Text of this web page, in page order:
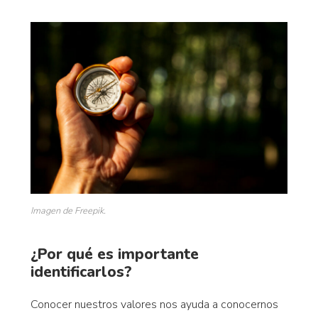
Imagen de Freepik.
¿Por qué es importante
identificarlos?
Conocer nuestros valores nos ayuda a conocernos